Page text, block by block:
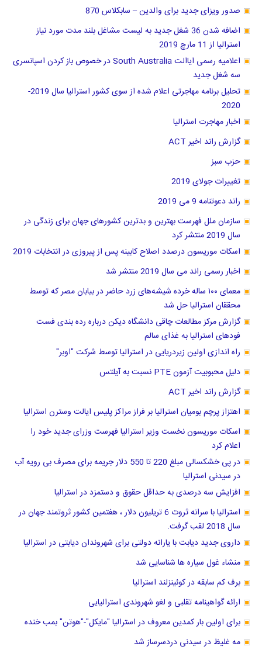
صدور ویزای جدید برای والدین – سابکلاس 870
اضافه شدن 36 شغل جدید به لیست مشاغل بلند مدت مورد نیاز
استرالیا از 11 مارچ 2019
اعلامیه رسمی ایاالت South Australia در خصوص باز کردن اسپانسری
سه شغل جدید
تحلیل برنامه مهاجرتی اعلام شده از سوی کشور استرالیا سال 2019-
2020
اخبار مهاجرت استرالیا
گزارش راند اخیر ACT
حزب سبز
تغییرات جولای 2019
راند دعوتنامه 9 می 2019
سازمان ملل فهرست بهترین و بدترین کشور‌های جهان برای زندگی در
سال 2019 منتشر کرد
اسکات موریسون درصدد اصلاح کابینه پس از پیروزی در انتخابات 2019
اخبار رسمی راند می سال 2019 منتشر شد
معمای ۱۰۰ ساله خرده شیشه‌های زرد حاضر در بیابان مصر که توسط
محققان استرالیا حل شد
گزارش مرکز مطالعات چاقی دانشگاه دیکن درباره رده بندی فست
فودهای استرالیا به غذای سالم
راه اندازی اولین زیردریایی در استرالیا توسط شرکت "اوبر"
دلیل محبوبیت آزمون PTE نسبت به آیلتس
گزارش راند اخیر ACT
اهتزاز پرچم بومیان استرالیا بر فراز مراکز پلیس ایالت وسترن استرالیا
اسکات موریسون نخست وزیر استرالیا فهرست وزرای جدید خود را
اعلام کرد
در پی خشکسالی مبلغ 220 تا 550 دلار جریمه برای مصرف بی رویه آب
در سیدنی استرالیا
افزایش سه درصدی به حداقل حقوق و دستمزد در استرالیا
استرالیا با سرانه ثروت 6 تریلیون دلار ، هفتمین کشور ثروتمند جهان در
سال 2018 لقب گرفت.
داروی جدید دیابت با یارانه دولتی برای شهروندان دیابتی در استرالیا
منشاء غول سیاره ها شناسایی شد
برف کم سابقه در کوئینزلند استرالیا
ارائه گواهینامه تقلبی و لغو شهروندی استرالیایی
برای اولین بار کمدین معروف در استرالیا "مایکل"-"هوتن" بمب خنده
مه غلیظ در سیدنی دردسرساز شد